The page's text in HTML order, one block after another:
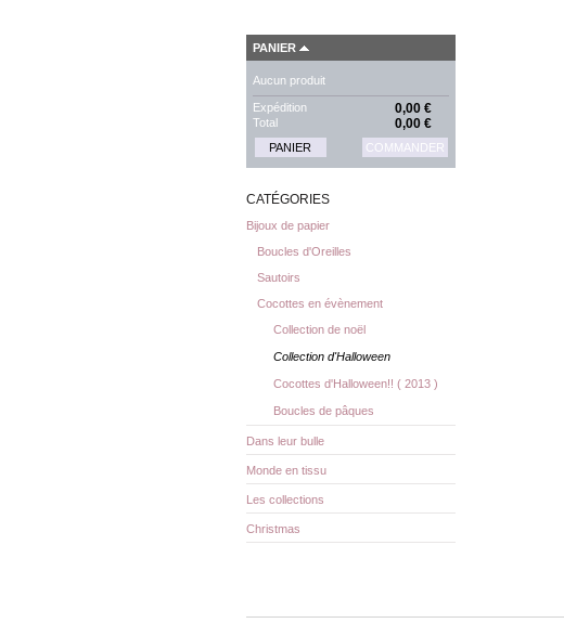
PANIER
Aucun produit
Expédition 0,00 €
Total 0,00 €
PANIER COMMANDER
CATÉGORIES
Bijoux de papier
Boucles d'Oreilles
Sautoirs
Cocottes en évènement
Collection de noël
Collection d'Halloween
Cocottes d'Halloween!! ( 2013 )
Boucles de pâques
Dans leur bulle
Monde en tissu
Les collections
Christmas